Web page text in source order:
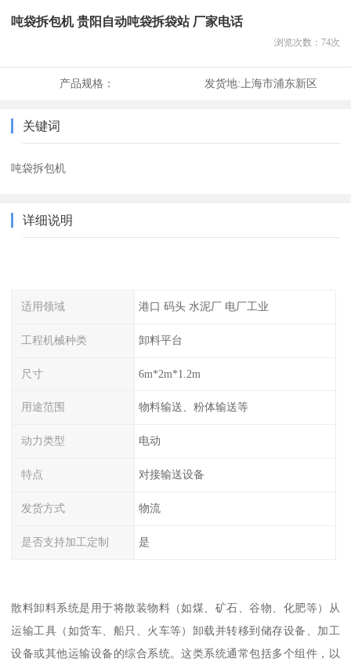
吨袋拆包机 贵阳自动吨袋拆袋站 厂家电话
浏览次数： 74次
产品规格： 发货地: 上海市浦东新区
关键词
吨袋拆包机
详细说明
适用领域 港口 码头 水泥厂 电厂工业
工程机械种类 卸料平台
尺寸 6m*2m*1.2m
用途范围 物料输送、粉体输送等
动力类型 电动
特点 对接输送设备
发货方式 物流
是否支持加工定制 是
散料卸料系统是用于将散装物料（如煤、矿石、谷物、化肥等）从
运输工具（如货车、船只、火车等）卸载并转移到储存设备、加工
设备或其他运输设备的综合系统。这类系统通常包括多个组件，以